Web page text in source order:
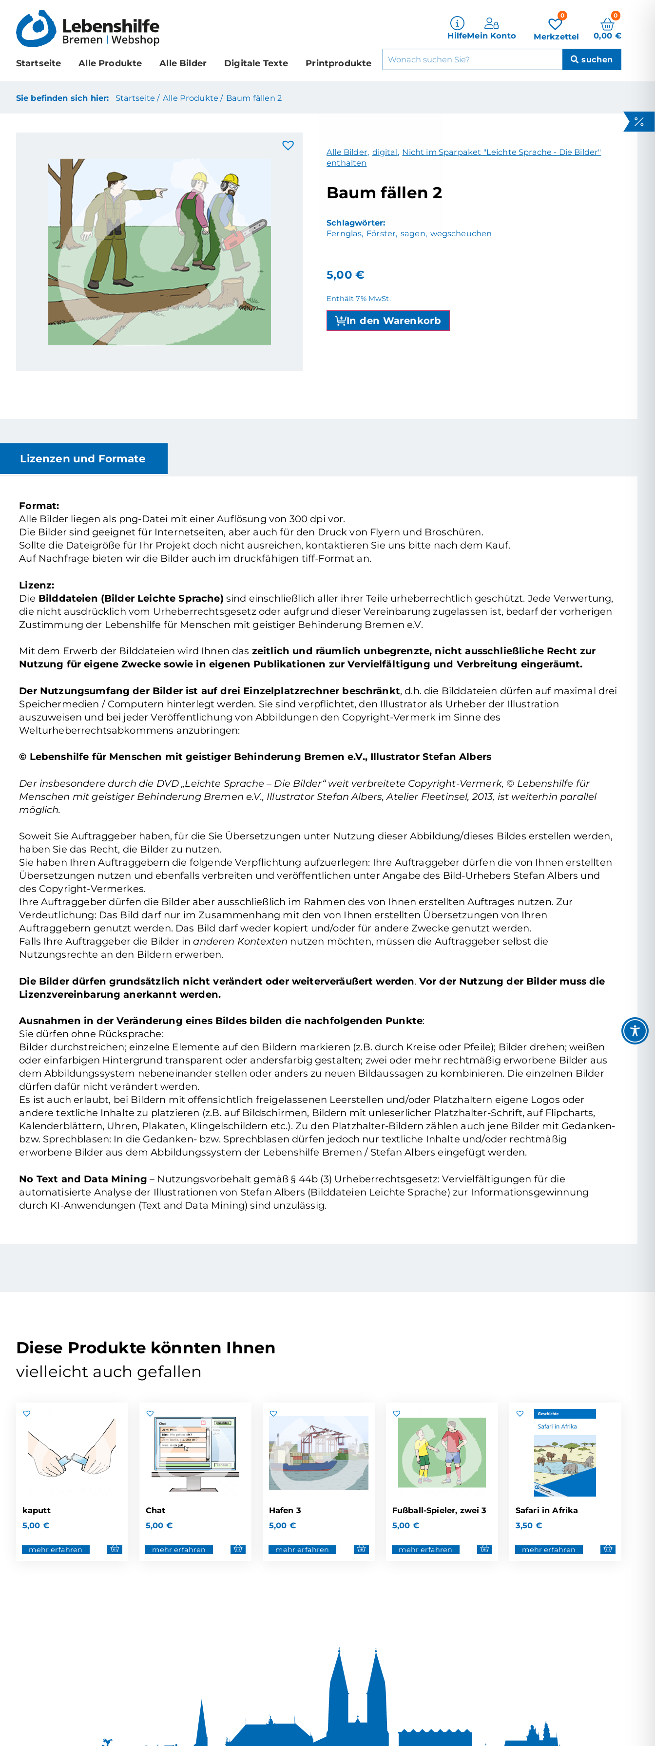
HilfeMein Konto Merkzettel
0
0,00 €
0
Startseite Alle Produkte Alle Bilder Digitale Texte Printprodukte
Sie befinden sich hier: Startseite / Alle Produkte / Baum fällen 2
Alle Bilder, digital, Nicht im Sparpaket "Leichte Sprache - Die Bilder"
enthalten
Baum fällen 2
Fernglas Förster sagen wegscheuchen
5,00 €
Enthält 7% MwSt.
In den Warenkorb
Lizenzen und Formate
Format:
Alle Bilder liegen als png-Datei mit einer Auflösung von 300 dpi vor.
Die Bilder sind geeignet für Internetseiten, aber auch für den Druck von Flyern und Broschüren.
Sollte die Dateigröße für Ihr Projekt doch nicht ausreichen, kontaktieren Sie uns bitte nach dem Kauf.
Auf Nachfrage bieten wir die Bilder auch im druckfähigen tiff-Format an.
Lizenz:
Die Bilddateien (Bilder Leichte Sprache) sind einschließlich aller ihrer Teile urheberrechtlich geschützt. Jede Verwertung,
die nicht ausdrücklich vom Urheberrechtsgesetz oder aufgrund dieser Vereinbarung zugelassen ist, bedarf der vorherigen
Zustimmung der Lebenshilfe für Menschen mit geistiger Behinderung Bremen e.V.
Mit dem Erwerb der Bilddateien wird Ihnen das zeitlich und räumlich unbegrenzte, nicht ausschließliche Recht zur
Nutzung für eigene Zwecke sowie in eigenen Publikationen zur Vervielfältigung und Verbreitung eingeräumt.
Der Nutzungsumfang der Bilder ist auf drei Einzelplatzrechner beschränkt, d.h. die Bilddateien dürfen auf maximal drei
Speichermedien / Computern hinterlegt werden. Sie sind verpflichtet, den Illustrator als Urheber der Illustration
auszuweisen und bei jeder Veröffentlichung von Abbildungen den Copyright-Vermerk im Sinne des
Welturheberrechtsabkommens anzubringen:
© Lebenshilfe für Menschen mit geistiger Behinderung Bremen e.V., Illustrator Stefan Albers
Der insbesondere durch die DVD „Leichte Sprache – Die Bilder“ weit verbreitete Copyright-Vermerk, © Lebenshilfe für
Menschen mit geistiger Behinderung Bremen e.V., Illustrator Stefan Albers, Atelier Fleetinsel, 2013, ist weiterhin parallel
möglich.
Soweit Sie Auftraggeber haben, für die Sie Übersetzungen unter Nutzung dieser Abbildung/dieses Bildes erstellen werden,
haben Sie das Recht, die Bilder zu nutzen.
Sie haben Ihren Auftraggebern die folgende Verpflichtung aufzuerlegen: Ihre Auftraggeber dürfen die von Ihnen erstellten
Übersetzungen nutzen und ebenfalls verbreiten und veröffentlichen unter Angabe des Bild-Urhebers Stefan Albers und
des Copyright-Vermerkes.
Ihre Auftraggeber dürfen die Bilder aber ausschließlich im Rahmen des von Ihnen erstellten Auftrages nutzen. Zur
Verdeutlichung: Das Bild darf nur im Zusammenhang mit den von Ihnen erstellten Übersetzungen von Ihren
Auftraggebern genutzt werden. Das Bild darf weder kopiert und/oder für andere Zwecke genutzt werden.
Falls Ihre Auftraggeber die Bilder inanderen Kontexten nutzen möchten, müssen die Auftraggeber selbst die
Nutzungsrechte an den Bildern erwerben.
Die Bilder dürfen grundsätzlich nicht verändert oder weiterveräußert werden. Vor der Nutzung der Bilder muss die
Lizenzvereinbarung anerkannt werden.
Ausnahmen in der Veränderung eines Bildes bilden die nachfolgenden Punkte:
Sie dürfen ohne Rücksprache:
Bilder durchstreichen; einzelne Elemente auf den Bildern markieren (z.B. durch Kreise oder Pfeile); Bilder drehen; weißen
oder einfarbigen Hintergrund transparent oder andersfarbig gestalten; zwei oder mehr rechtmäßig erworbene Bilder aus
dem Abbildungssystem nebeneinander stellen oder anders zu neuen Bildaussagen zu kombinieren. Die einzelnen Bilder
dürfen dafür nicht verändert werden.
Es ist auch erlaubt, bei Bildern mit offensichtlich freigelassenen Leerstellen und/oder Platzhaltern eigene Logos oder
andere textliche Inhalte zu platzieren (z.B. auf Bildschirmen, Bildern mit unleserlicher Platzhalter-Schrift, auf Flipcharts,
Kalenderblättern, Uhren, Plakaten, Klingelschildern etc.). Zu den Platzhalter-Bildern zählen auch jene Bilder mit Gedanken-
bzw. Sprechblasen: In die Gedanken- bzw. Sprechblasen dürfen jedoch nur textliche Inhalte und/oder rechtmäßig
erworbene Bilder aus dem Abbildungssystem der Lebenshilfe Bremen / Stefan Albers eingefügt werden.
No Text and Data Mining – Nutzungsvorbehalt gemäß § 44b (3) Urheberrechtsgesetz: Vervielfältigungen für die
automatisierte Analyse der Illustrationen von Stefan Albers (Bilddateien Leichte Sprache) zur Informationsgewinnung
durch KI-Anwendungen (Text and Data Mining) sind unzulässig.
Diese Produkte könnten Ihnen
vielleicht auch gefallen
kaputt
5,00 €
mehr erfahren
Chat
5,00 €
mehr erfahren
Hafen 3
5,00 €
mehr erfahren
Fußball-Spieler, zwei 3
5,00 €
mehr erfahren
Safari in Afrika
3,50 €
mehr erfahren